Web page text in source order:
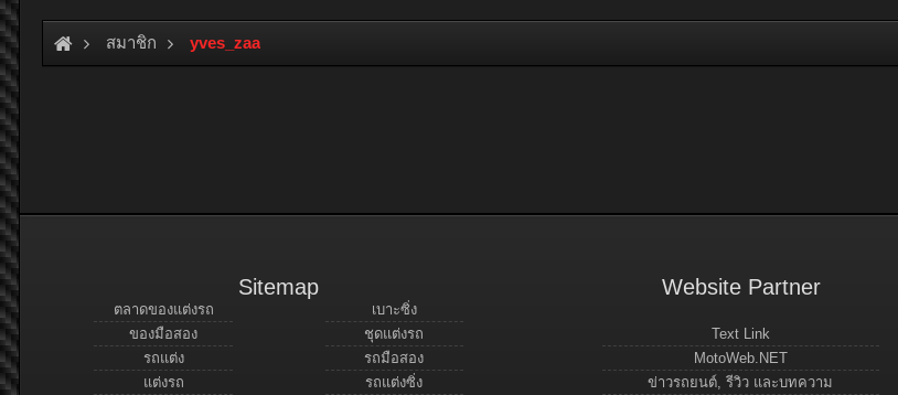
สมาชิก yves_zaa
Sitemap
ตลาดของแต่งรถ
ของมือสอง
รถแต่ง
แต่งรถ
เบาะซิ่ง
ชุดแต่งรถ
รถมือสอง
รถแต่งซิ่ง
Website Partner
Text Link
MotoWeb.NET
ข่าวรถยนต์, รีวิว และบทความ